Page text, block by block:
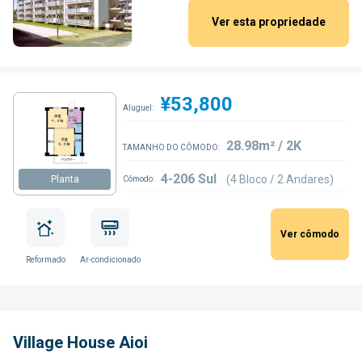
Ver esta propriedade
Planta
Aluguel: ¥53,800
TAMANHO DO CÔMODO: 28.98m² / 2K
Cômodo: 4-206 Sul (4 Bloco / 2 Andares)
Reformado Ar-condicionado
Ver cômodo
Village House Aioi